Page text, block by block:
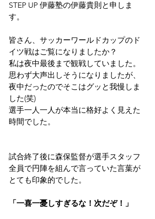
STEP UP 伊藤塾の伊藤貴則と申しま
す。
皆さん、サッカーワールドカップのド
イツ戦はご覧になりましたか？
私は夜中最後まで観戦していました。
思わず大声出しそうになりましたが、
夜中だったのでそこはグッと我慢しま
した(笑)
選手一人一人が本当に格好よく見えた
時間でした。
試合終了後に森保監督が選手スタッフ
全員で円陣を組んで言っていた言葉が
とても印象的でした。
「一喜一憂しすぎるな！次だぞ！」